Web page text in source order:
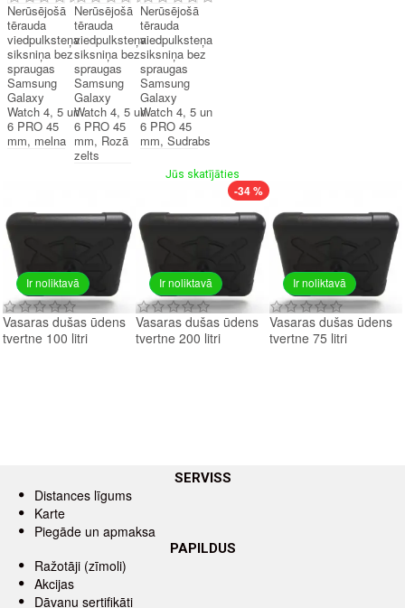
Nerūsējošā
tērauda
viedpulksteņa
siksniņa bez
spraugas
Samsung
Galaxy
Watch 4, 5 un
6 PRO 45
mm, melna
Nerūsējošā
tērauda
viedpulksteņa
siksniņa bez
spraugas
Samsung
Galaxy
Watch 4, 5 un
6 PRO 45
mm, Rozā
zelts
Nerūsējošā
tērauda
viedpulksteņa
siksniņa bez
spraugas
Samsung
Galaxy
Watch 4, 5 un
6 PRO 45
mm, Sudrabs
Jūs skatījāties
Ir noliktavā
Vasaras dušas ūdens
tvertne 100 litri
Ir noliktavā
-34 %
Vasaras dušas ūdens
tvertne 200 litri
Ir noliktavā
Vasaras dušas ūdens
tvertne 75 litri
SERVISS
Distances līgums
Karte
Piegāde un apmaksa
PAPILDUS
Ražotāji (zīmoli)
Akcijas
Dāvanu sertifikāti